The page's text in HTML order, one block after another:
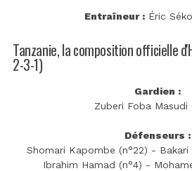
Entraîneur : Éric
Tanzanie, la composition officielle
2-3-1)
Gardien :
Zuberi Foba Masudi
Défenseurs :
Shomari Kapombe (n°22) -
Ibrahim Hamad (n°4) -